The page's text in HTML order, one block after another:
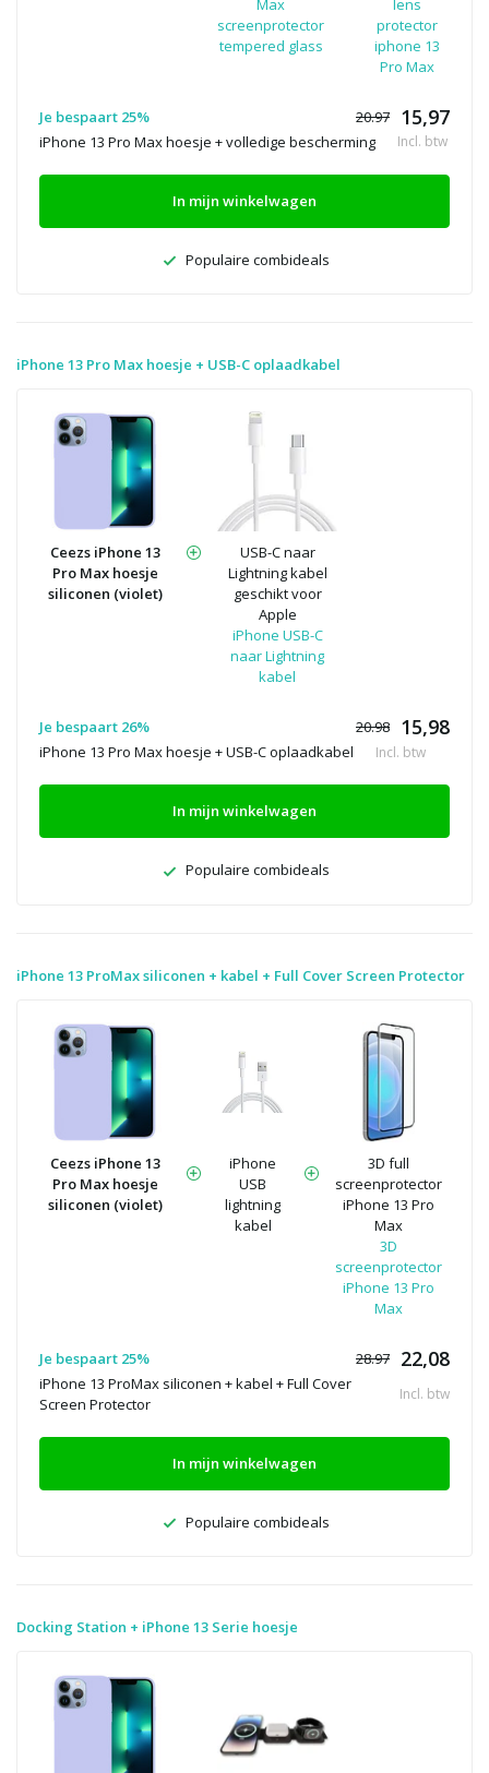
screenprotector
tempered glass
protector
iphone 13
Pro Max
Je bespaart 25% 20.97 15,97
iPhone 13 Pro Max hoesje + volledige bescherming Incl. btw
In mijn winkelwagen
Populaire combideals
iPhone 13 Pro Max hoesje + USB-C oplaadkabel
Ceezs iPhone 13
Pro Max hoesje
siliconen (violet)
USB-C naar
Lightning kabel
geschikt voor
Apple
iPhone USB-C
naar Lightning
kabel
Je bespaart 26% 20.98 15,98
iPhone 13 Pro Max hoesje + USB-C oplaadkabel Incl. btw
In mijn winkelwagen
Populaire combideals
iPhone 13 ProMax siliconen + kabel + Full Cover Screen Protector
Ceezs iPhone 13
Pro Max hoesje
siliconen (violet)
iPhone
USB
lightning
kabel
3D full
screenprotector
iPhone 13 Pro
Max
3D
screenprotector
iPhone 13 Pro
Max
Je bespaart 25% 28.97 22,08
iPhone 13 ProMax siliconen + kabel + Full Cover
Screen Protector
Incl. btw
In mijn winkelwagen
Populaire combideals
Docking Station + iPhone 13 Serie hoesje